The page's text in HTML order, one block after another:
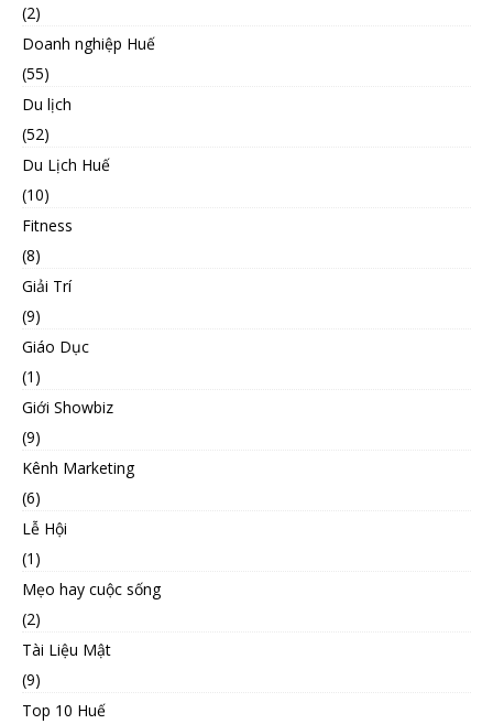
(2)
Doanh nghiệp Huế
(55)
Du lịch
(52)
Du Lịch Huế
(10)
Fitness
(8)
Giải Trí
(9)
Giáo Dục
(1)
Giới Showbiz
(9)
Kênh Marketing
(6)
Lễ Hội
(1)
Mẹo hay cuộc sống
(2)
Tài Liệu Mật
(9)
Top 10 Huế